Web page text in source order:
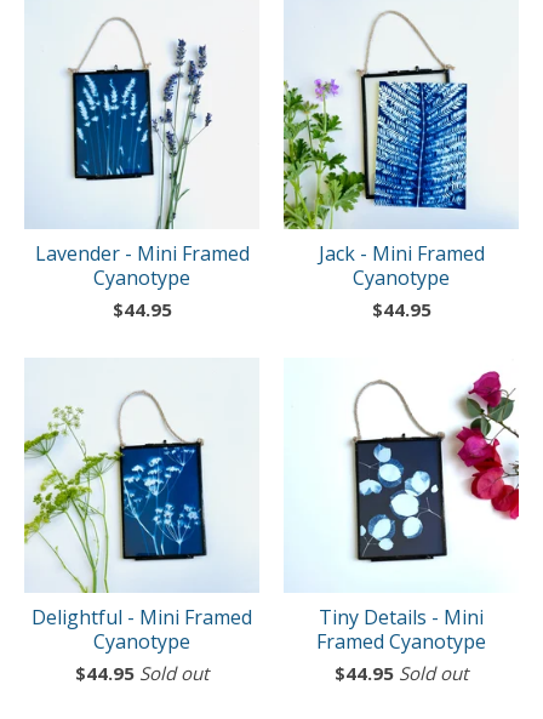
Lavender - Mini Framed
Cyanotype
$44.95
Jack - Mini Framed
Cyanotype
$44.95
Delightful - Mini Framed
Cyanotype
$44.95 Sold out
Tiny Details - Mini
Framed Cyanotype
$44.95 Sold out